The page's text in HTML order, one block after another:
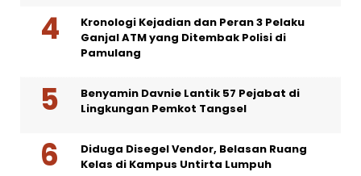
Kronologi Kejadian dan Peran 3 Pelaku
Ganjal ATM yang Ditembak Polisi di
Pamulang
Benyamin Davnie Lantik 57 Pejabat di
Lingkungan Pemkot Tangsel
Diduga Disegel Vendor, Belasan Ruang
Kelas di Kampus Untirta Lumpuh